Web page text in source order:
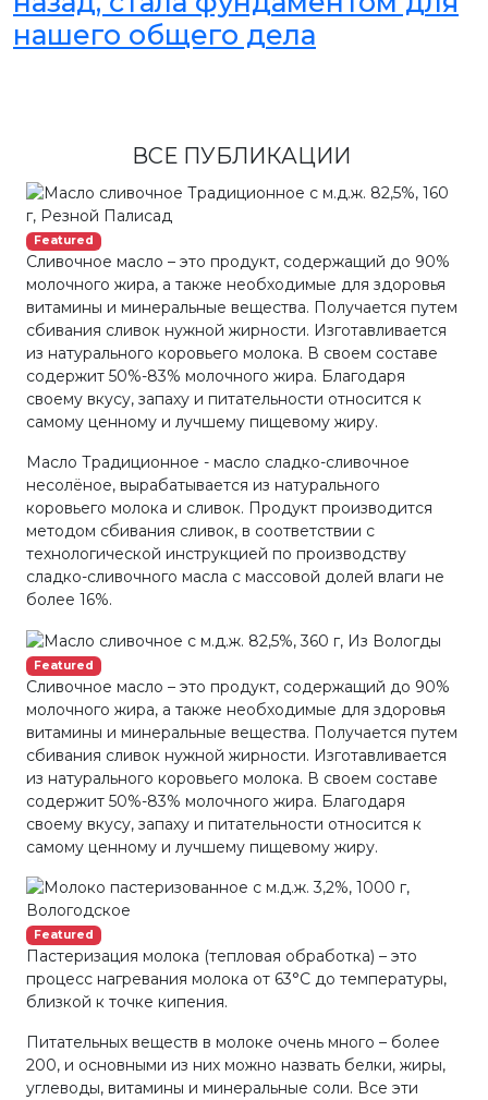
нашего общего дела
ВСЕ ПУБЛИКАЦИИ
Featured
Сливочное масло – это продукт, содержащий до 90%
молочного жира, а также необходимые для здоровья
витамины и минеральные вещества. Получается путем
сбивания сливок нужной жирности. Изготавливается
из натурального коровьего молока. В своем составе
содержит 50%-83% молочного жира. Благодаря
своему вкусу, запаху и питательности относится к
самому ценному и лучшему пищевому жиру.
Масло Традиционное - масло сладко-сливочное
несолёное, вырабатывается из натурального
коровьего молока и сливок. Продукт производится
методом сбивания сливок, в соответствии с
технологической инструкцией по производству
сладко-сливочного масла с массовой долей влаги не
более 16%.
Featured
Сливочное масло – это продукт, содержащий до 90%
молочного жира, а также необходимые для здоровья
витамины и минеральные вещества. Получается путем
сбивания сливок нужной жирности. Изготавливается
из натурального коровьего молока. В своем составе
содержит 50%-83% молочного жира. Благодаря
своему вкусу, запаху и питательности относится к
самому ценному и лучшему пищевому жиру.
Featured
Пастеризация молока (тепловая обработка) – это
процесс нагревания молока от 63°С до температуры,
близкой к точке кипения.
Питательных веществ в молоке очень много – более
200, и основными из них можно назвать белки, жиры,
углеводы, витамины и минеральные соли. Все эти